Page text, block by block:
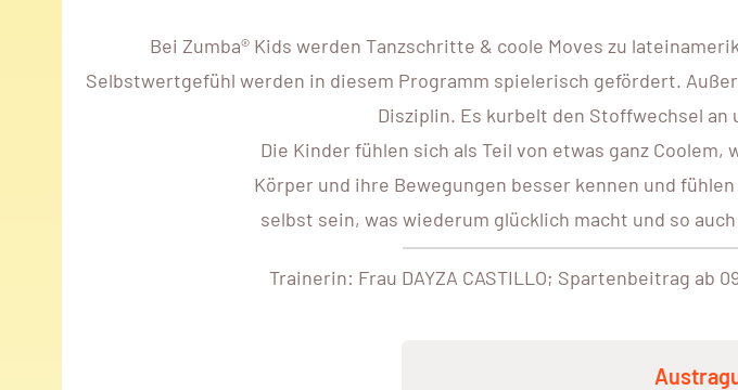
Bei Zumba® Kids werden Tanzschritte & coole Moves zu
Selbstwertgefühl werden in diesem Programm spielerisch gefördert.
Disziplin. Es kurbelt den Stoffwechsel
Die Kinder fühlen sich als Teil von etwas ganz
Körper und ihre Bewegungen besser kennen und
selbst sein, was wiederum glücklich macht und so
Trainerin: Frau DAYZA CASTILLO; Spartenbeitrag ab